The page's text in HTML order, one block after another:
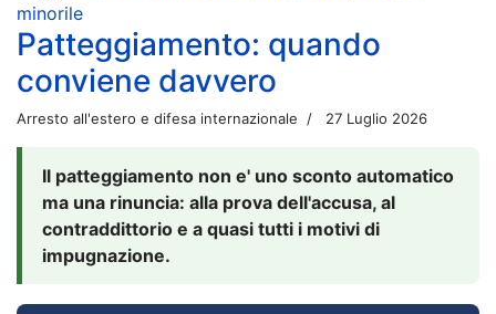
minorile
Patteggiamento: quando
conviene davvero
Arresto all'estero e difesa internazionale 27 Luglio 2026
Il patteggiamento non e' uno sconto automatico
ma una rinuncia: alla prova dell'accusa, al
contraddittorio e a quasi tutti i motivi di
impugnazione.